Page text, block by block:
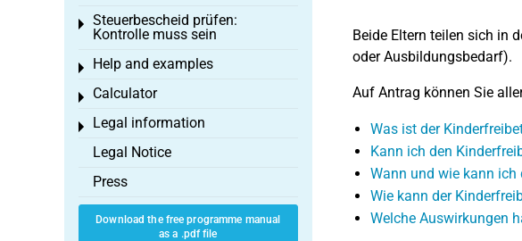
Beide Eltern teilen sich in
oder Ausbildungsbedarf).
Auf Antrag können Sie
Was ist der
Kann ich den
Wann und wie kann ich
Wie kann der
Welche Auswirkungen
Steuerbescheid prüfen:
Kontrolle muss sein
Toggle menu
Help and examples
Toggle menu
Calculator
Toggle menu
Legal information
Toggle menu
Legal Notice
Press
Download the free programme manual
as a .pdf file